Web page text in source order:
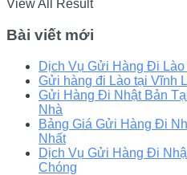
View All Result
Bài viết mới
Dịch Vụ Gửi Hàng Đi
Gửi hàng đi Lào tại Vĩnh
Gửi Hàng Đi Nhật Bản
Nhà
Bảng Giá Gửi Hàng Đi
Nhất
Dịch Vụ Gửi Hàng Đi
Chóng